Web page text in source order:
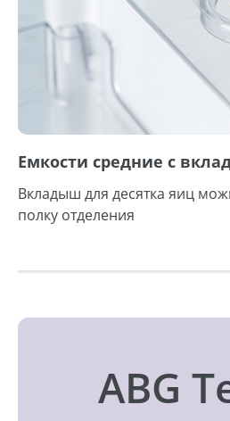
Емкости средние с
Вкладыш для десятка яиц
полку отделения
ABG